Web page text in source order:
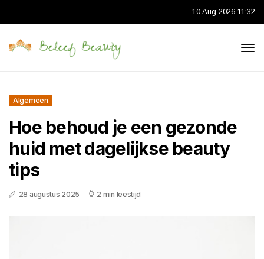
10 Aug 2026 11:32
Algemeen
Hoe behoud je een gezonde
huid met dagelijkse beauty
tips
28 augustus 2025 2 min leestijd